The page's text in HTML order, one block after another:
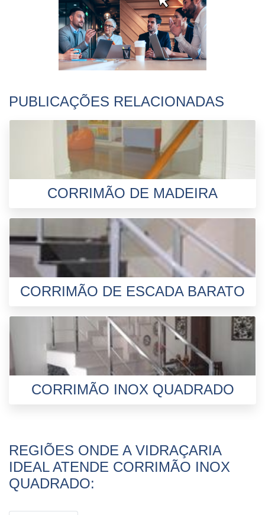
PUBLICAÇÕES RELACIONADAS
CORRIMÃO DE MADEIRA
CORRIMÃO DE ESCADA BARATO
CORRIMÃO INOX QUADRADO
REGIÕES ONDE A VIDRAÇARIA
IDEAL ATENDE CORRIMÃO INOX
QUADRADO: